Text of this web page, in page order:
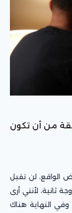
من أن تكون
الواقع، لن تقبل
ثانية، لأنني أرى
النهاية هناك